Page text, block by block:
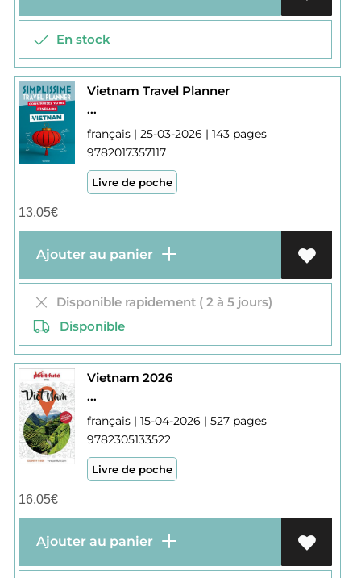
En stock
Vietnam Travel Planner
...
français | 25-03-2026 | 143 pages
9782017357117
Livre de poche
13,05€
Ajouter au panier
Disponible rapidement ( 2 à 5 jours)
Disponible
Vietnam 2026
...
français | 15-04-2026 | 527 pages
9782305133522
Livre de poche
16,05€
Ajouter au panier